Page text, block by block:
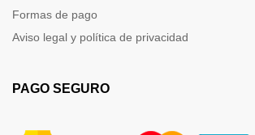
Formas de pago
Aviso legal y política de privacidad
PAGO SEGURO